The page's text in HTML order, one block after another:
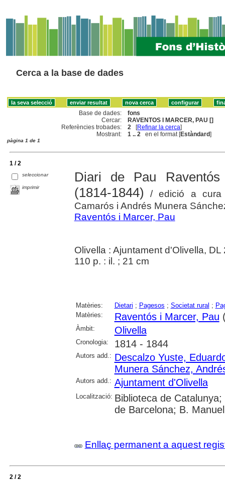
Cerca a la base de dades
Base de dades:
fons
Cercar:
RAVENTOS I MARCER, PAU []
Referències trobades:
2 [Refinar la cerca]
Mostrant:
1 .. 2 en el format [Estàndard]
pàgina 1 de 1
1 / 2
seleccionar
imprimir
Diari de Pau
(1814-1844) / edició a cura
Camarós i Andrés Munera
Raventós i Marcer, Pau
Olivella : Ajuntament d'Olivella, DL
110 p. : il. ; 21 cm
Matèries: Dietari ; Pagesos ; Societat rural ;
Matèries:
Raventós i Marcer, Pau
Àmbit: Olivella
Cronologia: 1814 - 1844
Autors add.: Descalzo Yuste,
Munera Sánchez,
Autors add.: Ajuntament d'Olivella
Localització: Biblioteca de
de Barcelona; B.
Enllaç permanent a aquest
2 / 2